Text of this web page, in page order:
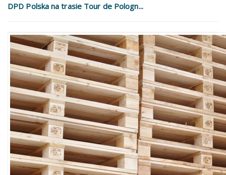
DPD Polska na trasie Tour de Pologn...